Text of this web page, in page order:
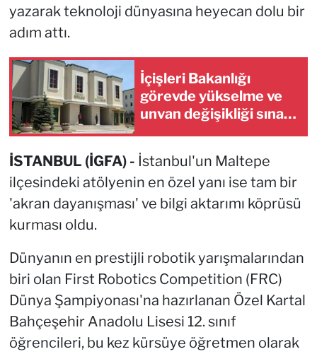
yazarak teknoloji dünyasına heyecan dolu bir
adım attı.
İçişleri Bakanlığı
görevde yükselme ve
unvan değişikliği sınavı
İSTANBUL (İGFA) - İstanbul'un Maltepe
ilçesindeki atölyenin en özel yanı ise tam bir
'akran dayanışması' ve bilgi aktarımı köprüsü
kurması oldu.
Dünyanın en prestijli robotik yarışmalarından
biri olan First Robotics Competition (FRC)
Dünya Şampiyonası'na hazırlanan Özel Kartal
Bahçeşehir Anadolu Lisesi 12. sınıf
öğrencileri, bu kez kürsüye öğretmen olarak